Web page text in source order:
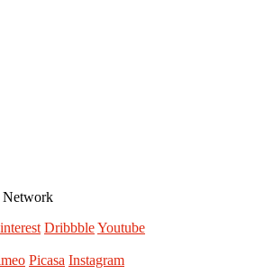
DribbbleYoutube
Picasa Instagram